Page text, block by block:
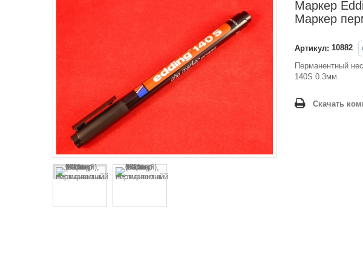
Маркер
Маркер
Артикул: 10882
Перманентный
140S 0.3мм.
Скачать